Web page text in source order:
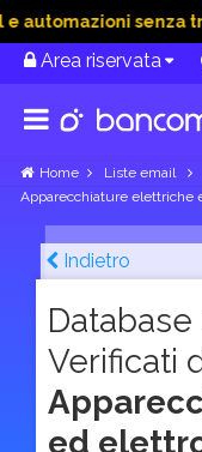
senza
Area riservata
Home
Liste email
Apparecchiature elettriche
Indietro
Database
Verificati
ed